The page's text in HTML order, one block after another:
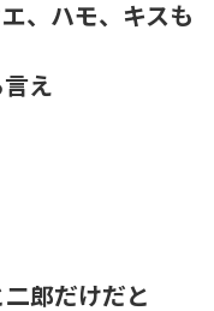
、ハモ、キスも
え
郎だけだと